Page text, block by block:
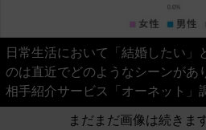
日常生活において「結婚したい」
のは直近でどのようなシーンがあ
相手紹介サービス「オーネット」
まだまだ画像は続きま